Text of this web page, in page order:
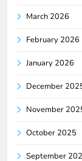
March 2026
February 2026
January 2026
December
November
October 2025
September